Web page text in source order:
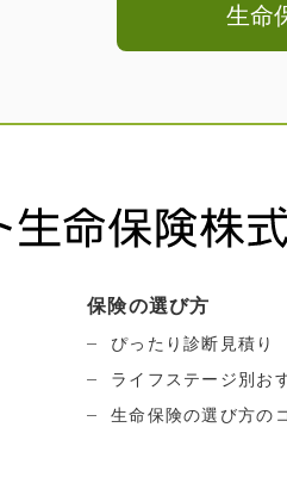
生命
保険の選び方
ぴったり診断見積り
ライフステージ別お
生命保険の選び方の